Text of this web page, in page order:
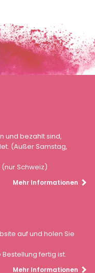
und bezahlt sind,
(Außer Samstag,
Schweiz)
Mehr Informationen
auf und holen Sie
fertig ist.
Mehr Informationen